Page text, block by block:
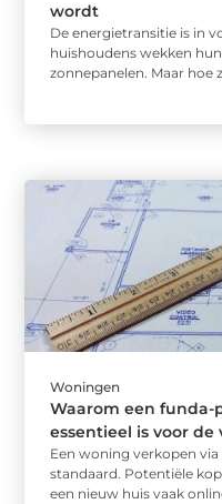
wordt
De energietransitie is in
huishoudens wekken
zonnepanelen. Maar hoe
Woningen
Waarom een
essentieel is voor
Een woning verkopen
standaard. Potentiële
een nieuw huis vaak